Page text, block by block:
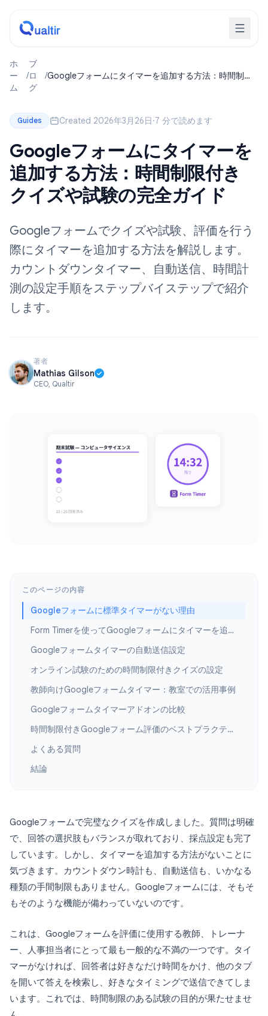
ホ
ー
ム
/
ブ
ロ
グ
/Googleフォームにタイマーを追加する方法：時間制限
Guides Created 2026年3月26日·7 分で読めます
Googleフォームにタイマーを
追加する方法：時間制限付き
クイズや試験の完全ガイド
Googleフォームでクイズや試験、評価を行う
際にタイマーを追加する方法を解説します。
カウントダウンタイマー、自動送信、時間計
測の設定手順をステップバイステップで紹介
します。
著者
Mathias Gilson
CEO, Qualtir
このページの内容
Googleフォームに標準タイマーがない理由
Form Timerを使ってGoogleフォームにタイマーを追加する方法
Googleフォームタイマーの自動送信設定
オンライン試験のための時間制限付きクイズの設定
教師向けGoogleフォームタイマー：教室での活用事例
Googleフォームタイマーアドオンの比較
時間制限付きGoogleフォーム評価のベストプラクティス
よくある質問
結論
Googleフォームで完璧なクイズを作成しました。質問は明確
で、回答の選択肢もバランスが取れており、採点設定も完了
しています。しかし、タイマーを追加する方法がないことに
気づきます。カウントダウン時計も、自動送信も、いかなる
種類の手間制限もありません。Googleフォームには、そもそ
もそのような機能が備わっていないのです。
これは、Googleフォームを評価に使用する教師、トレーナ
ー、人事担当者にとって最も一般的な不満の一つです。タイ
マーがなければ、回答者は好きなだけ時間をかけ、他のタブ
を開いて答えを検索し、好きなタイミングで送信できてしま
います。これでは、時間制限のある試験の目的が果たせませ